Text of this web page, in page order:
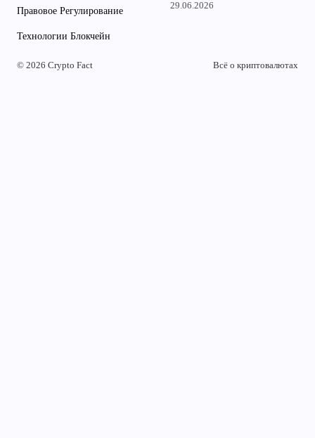
Правовое Регулирование
Технологии Блокчейн
29.06.2026
© 2026 Crypto Fact Всё о криптовалютах